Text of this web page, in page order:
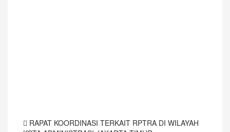
RAPAT KOORDINASI TERKAIT RPTRA DI WILAYAH